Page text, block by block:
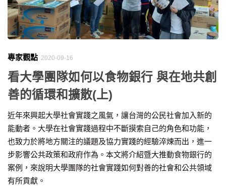
專家觀點 2020-09-16
看大學團隊如何以食物銀行 與在地共創
善的循環和擴散(上)
近年來興起大學社會實踐之風氣，讓台灣的公民社會加入新的
能動者。大學在社會實踐過程中不斷摸索自己的角色和功能，
也致力於將地方關注的議題及協力實踐的經驗淬煉而出，進一
步影響公共政策和政府作為。本文將介紹暨大推動食物銀行的
案例，來說明大學團隊的社會實踐如何對善的社會和公共領域
有所貢獻。